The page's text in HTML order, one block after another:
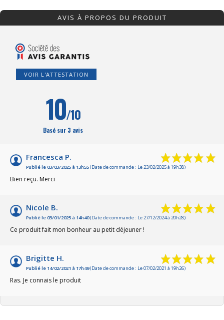
AVIS À PROPOS DU PRODUIT
VOIR L'ATTESTATION
10/10
Basé sur 3 avis
Francesca P.
Publié le 03/03/2025 à 13h55(Date de commande : Le 23/02/2025 à 19h38)
Bien reçu. Merci
Nicole B.
Publié le 03/01/2025 à 14h40(Date de commande : Le 27/12/2024 à 20h28)
Ce produit fait mon bonheur au petit déjeuner !
Brigitte H.
Publié le 14/02/2021 à 17h49(Date de commande : Le 07/02/2021 à 19h26)
Ras. Je connais le produit